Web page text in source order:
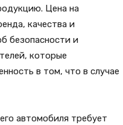
Цена на
качества и
безопасности и
которые
в том, что в случае
автомобиля требует